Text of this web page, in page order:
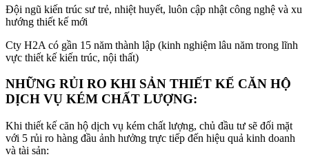
Đội ngũ kiến trúc sư trẻ, nhiệt huyết, luôn cập nhật công nghệ và xu
hướng thiết kế mới
Cty H2A có gần 15 năm thành lập (kinh nghiệm lâu năm trong lĩnh
vực thiết kế kiến trúc, nội thất)
NHỮNG RỦI RO KHI SẢN THIẾT KẾ CĂN HỘ
DỊCH VỤ KÉM CHẤT LƯỢNG:
Khi thiết kế căn hộ dịch vụ kém chất lượng, chủ đầu tư sẽ đối mặt
với 5 rủi ro hàng đầu ảnh hưởng trực tiếp đến hiệu quả kinh doanh
và tài sản: